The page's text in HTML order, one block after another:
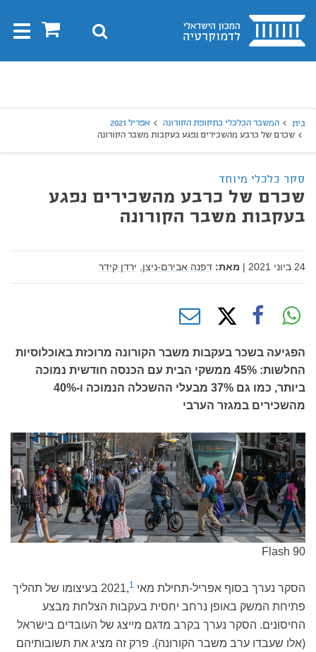
בית 0 חיפוש
בית המשבר הכלכלי בתקופת הקורונה
אפריל 2021
שכרם של כרבע מהשכירים נפגע בעקבות משבר הקורונה
סקר כלכלי מיוחד
שכרם של כרבע מהשכירים נפגע
בעקבות משבר הקורונה
24 ביוני 2021 | מאת: דפנה אבירם-ניצן, ירדן קידר
הפגיעה בשכר בעקבות משבר הקורונה מרוכזת באוכלוסיות
החלשות: 45% ממשקי הבית עם הכנסה חודשית נמוכה
ביותר, כמו גם 37% מבעלי ההשכלה הנמוכה ו-40%
מהשכירים במגזר הערבי
Flash 90
הסקר נערך בסוף אפריל-תחילת מאי 2021, 1
בעיצומו של תהליך
פתיחת המשק באופן נרחב יחסית בעקבות הצלחת מבצע
החיסונים. הסקר נערך בקרב מדגם מייצג של העובדים בישראל
(אלו שעבדו ערב משבר הקורונה). פרק זה מציג את תשובותיהם